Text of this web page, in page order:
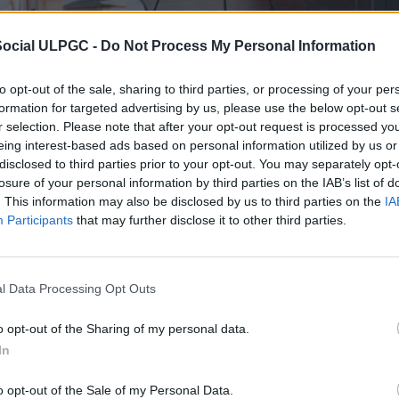
ULPGC - Do Not Process My Personal Information
opt-out of the sale, sharing to third parties, or processing of your
for targeted advertising by us, please use the below opt-out
selection. Please note that after your opt-out request is processed
interest-based ads based on personal information utilized by us
to third parties prior to your opt-out. You may separately
of your personal information by third parties on the IAB’s list of
This information may also be disclosed by us to third parties on the
Participants that may further disclose it to other third parties.
Data Processing Opt Outs
opt-out of the Sharing of my personal data.
opt-out of the Sale of my Personal Data.
Consejo Social de la Universidad de Las Palmas de Gran
aprobado la implantación de dos nuevos títulos que se
el próximo curso 2024/2025.
Social ha dado el visto bueno al Grado en Psicología,
La propuesta persigue como objetivo desarrollar en
les permitan comprender, interpretar, analizar y
e intervenir en el ámbito individual y social para
impartirá de forma online a través de la Estructura de
de 240 créditos ECTS, distribuidos en asignaturas
externas y el trabajo fin de titulación. Los
en áreas como evaluación psicológica,
de trastornos mentales y emocionales, entre otros